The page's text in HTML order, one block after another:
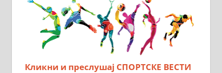
Кликни и преслушај СПОРТСКЕ ВЕСТИ